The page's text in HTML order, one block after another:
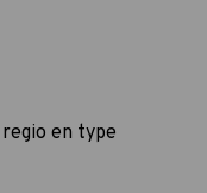
en type